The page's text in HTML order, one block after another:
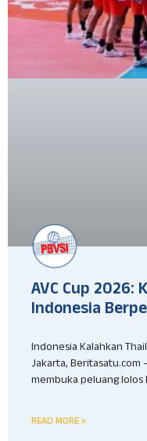
AVC Cup 2026:
Indonesia
Indonesia Kalahkan
Jakarta,
membuka peluang lolos
READ MORE »